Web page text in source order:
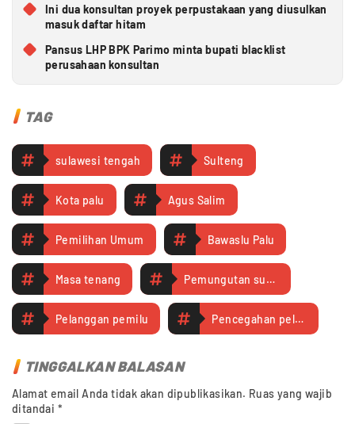
Ini dua konsultan proyek perpustakaan yang diusulkan
masuk daftar hitam
Pansus LHP BPK Parimo minta bupati blacklist
perusahaan konsultan
TAG
sulawesi tengah Sulteng
Kota palu Agus Salim
Pemilihan Umum Bawaslu Palu
Masa tenang Pemungutan suara
Pelanggan pemilu Pencegahan pelanggaran
TINGGALKAN BALASAN
Alamat email Anda tidak akan dipublikasikan. Ruas yang wajib
ditandai *